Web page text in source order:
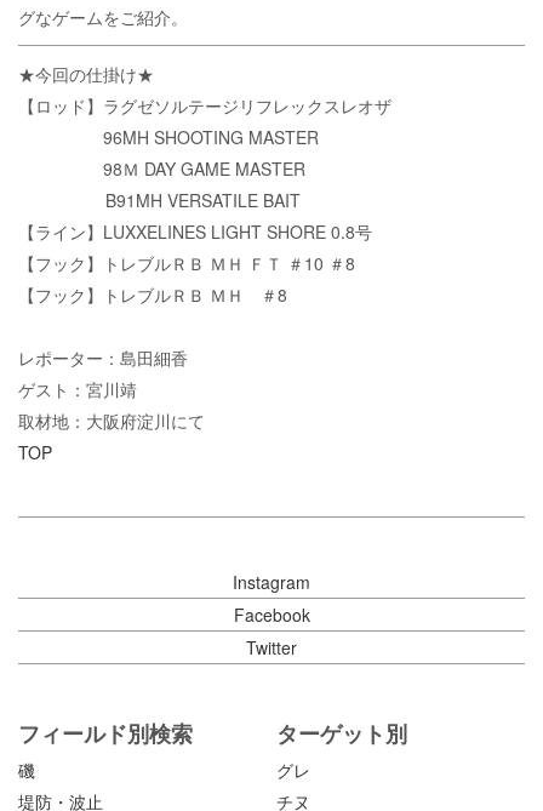
グなゲームをご紹介。
★今回の仕掛け★
【ロッド】ラグゼソルテージリフレックスレオザ
96MH SHOOTING MASTER
98Ｍ DAY GAME MASTER
B91MH VERSATILE BAIT
【ライン】LUXXELINES LIGHT SHORE 0.8号
【フック】トレブルＲＢ ＭＨ ＦＴ ＃10 ＃8
【フック】トレブルＲＢ ＭＨ ＃8
レポーター：島田細香
ゲスト：宮川靖
取材地：大阪府淀川にて
TOP
Instagram
Facebook
Twitter
フィールド別検索
磯
堤防・波止
ターゲット別
グレ
チヌ